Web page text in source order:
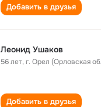
Добавить в друзья
Леонид Ушаков
56 лет,г. Орел (Орловская
Добавить в друзья